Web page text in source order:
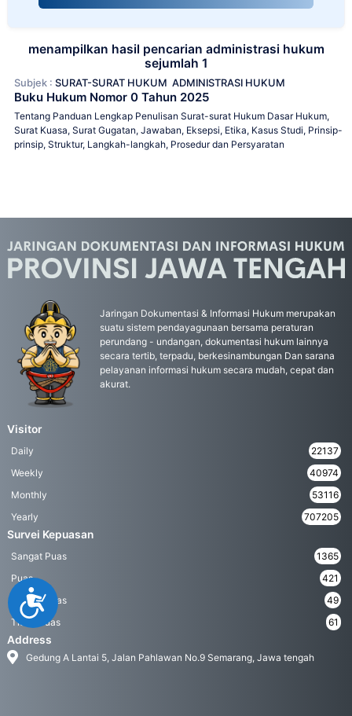
Accessibility
menampilkan hasil pencarian administrasi hukum
sejumlah 1
Subjek : SURAT-SURAT HUKUM ADMINISTRASI HUKUM
Buku Hukum Nomor 0 Tahun 2025
Tentang Panduan Lengkap Penulisan Surat-surat Hukum Dasar Hukum,
Surat Kuasa, Surat Gugatan, Jawaban, Eksepsi, Etika, Kasus Studi, Prinsip-
prinsip, Struktur, Langkah-langkah, Prosedur dan Persyaratan
Jaringan Dokumentasi & Informasi Hukum merupakan
suatu sistem pendayagunaan bersama peraturan
perundang - undangan, dokumentasi hukum lainnya
secara tertib, terpadu, berkesinambungan Dan sarana
pelayanan informasi hukum secara mudah, cepat dan
akurat.
Visitor
Daily
22137
Weekly
40974
Monthly
53116
Yearly
707205
Survei Kepuasan
Sangat Puas
1365
Puas
421
Kurang Puas
49
Tidak Puas
61
Address
Gedung A Lantai 5, Jalan Pahlawan No.9 Semarang, Jawa tengah